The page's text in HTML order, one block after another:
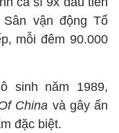
vận động Tổ
mỗi đêm 90.000
sinh năm 1989,
China và gây ấn
đặc biệt.